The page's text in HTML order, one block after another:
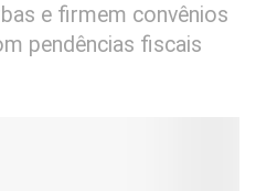
e firmem convênios
pendências fiscais